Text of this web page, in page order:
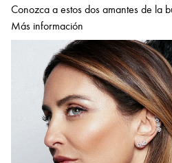
Conozca a estos dos amantes de la
Más información